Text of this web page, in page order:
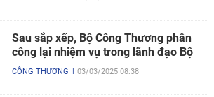
Sau sắp xếp, Bộ Công Thương phân
công lại nhiệm vụ trong lãnh đạo Bộ
CÔNG THƯƠNG 03/03/2025 08:38